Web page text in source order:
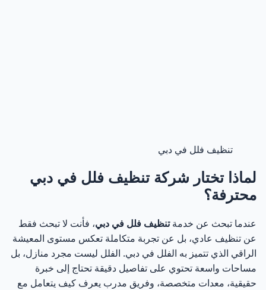
12
13 4. تنظيف فلل بعد التشطيب
15 6. تنظيف مطابخ الفلل
16 7. تنظيف حمامات الفلل وتعقيمها
تنظيف فلل في دبي
لماذا تختار شركة تنظيف فلل في دبي
محترفة؟
عندما تبحث عن خدمةتنظيف فلل في دبي، فأنت لا تبحث فقط
عن تنظيف عادي، بل عن تجربة متكاملة تعكس مستوى المعيشة
الراقي الذي تتميز به الفلل في دبي. الفلل ليست مجرد منازل، بل
مساحات واسعة تحتوي على تفاصيل دقيقة تحتاج إلى خبرة
حقيقية، معدات متخصصة، وفريق مدرب يعرف كيف يتعامل مع